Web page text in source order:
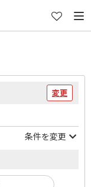
変更
条件を変更